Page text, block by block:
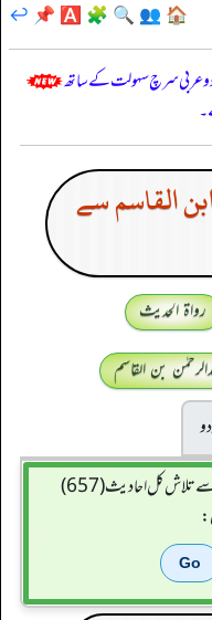
🏠
👥
🔍
🧩
🅰️
📌
↩️
عربی سرچ سہولت کے ساتھ
القاسم سے
رواۃ الحدیث
بن القاسم
تلاش کل احادیث (657)